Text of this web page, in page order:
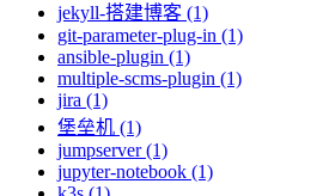
jekyll-搭建博客 (1)
git-parameter-plug-in (1)
ansible-plugin (1)
multiple-scms-plugin (1)
jira (1)
堡垒机 (1)
jumpserver (1)
jupyter-notebook (1)